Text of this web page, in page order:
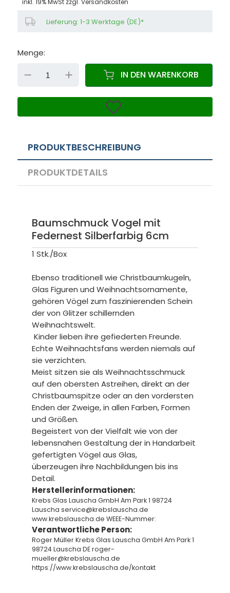
inkl. 19% MwSt zzgl. Versandkosten
Lieferung: 1-3 Werktage (DE)*
Menge:
DOWN IN DEN WARENKORB
PRODUKTBESCHREIBUNG
PRODUKTDETAILS
Baumschmuck Vogel mit
Federnest Silberfarbig 6cm
1 Stk./Box
Ebenso traditionell wie Christbaumkugeln,
Glas Figuren und Weihnachtsornamente,
gehören Vögel zum faszinierenden Schein
der von Glitzer schillernden
Weihnachtswelt.
Kinder lieben ihre gefiederten Freunde.
Echte Weihnachtsfans werden niemals auf
sie verzichten.
Meist sitzen sie als Weihnachtsschmuck
auf den obersten Astreihen, direkt an der
Christbaumspitze oder an den vordersten
Enden der Zweige, in allen Farben, Formen
und Größen.
Begeistert von der Vielfalt wie von der
lebensnahen Gestaltung der in Handarbeit
gefertigten Vögel aus Glas,
überzeugen ihre Nachbildungen bis ins
Detail.
Herstellerinformationen:
Krebs Glas Lauscha GmbH Am Park 1 98724
Lauscha service@krebslauscha.de
www.krebslauscha.de WEEE-Nummer:
Verantwortliche Person:
Roger Müller Krebs Glas Lauscha GmbH Am Park 1
98724 Lauscha DE roger-
mueller@krebslauscha.de
https://www.krebslauscha.de/kontakt